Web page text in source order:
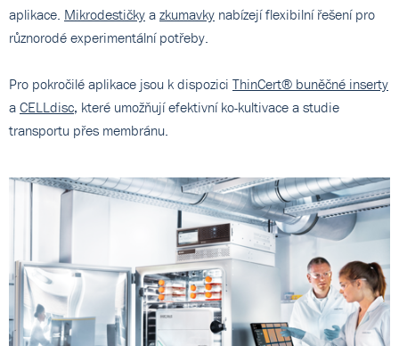
aplikace. Mikrodestičky a zkumavky nabízejí flexibilní řešení pro
různorodé experimentální potřeby.
Pro pokročilé aplikace jsou k dispozici ThinCert® buněčné inserty
a CELLdisc, které umožňují efektivní ko-kultivace a studie
transportu přes membránu.